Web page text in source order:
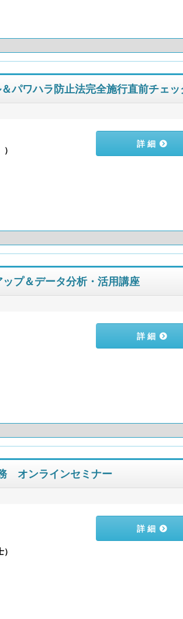
パワハラ防止法完全施行直前チェッ
）
詳 細
プ＆データ分析・活用講座
詳 細
オンラインセミナー
）
詳 細